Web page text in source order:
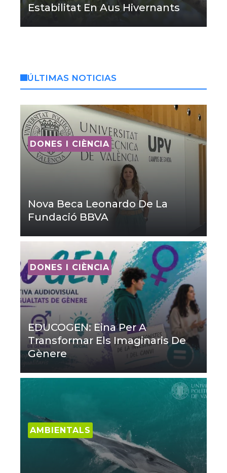
Estabilitat En Aus Hivernants
ÚLTIMAS NOTICIAS
DONES I CIÈNCIA
Nova Beca Leonardo De La
Fundació BBVA
DONES I CIÈNCIA
EDUCOGEN: Eina Per A
Transformar Els Imaginaris De
Gènere
AMBIENTALS